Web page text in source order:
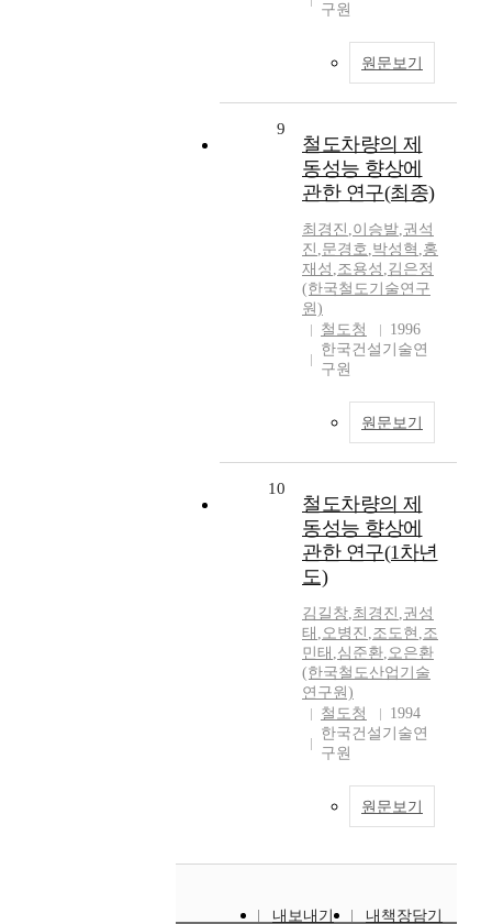
구원
원문보기
9
철도차량의 제
동성능 향상에
관한 연구(최종)
최경진 ,이승발,권석
진 ,문경호,박성혁 ,홍
재성 ,조용성 ,김은정
(한국철도기술연구
원)
철도청
1996
한국건설기술연
구원
원문보기
10
철도차량의 제
동성능 향상에
관한 연구(1차년
도)
김길창,최경진 ,권성
태 ,오병진 ,조도현 ,조
민태 ,심준환,오은환
(한국철도산업기술
연구원)
철도청
1994
한국건설기술연
구원
원문보기
내보내기
내책장담기